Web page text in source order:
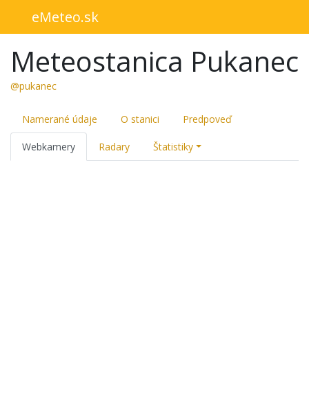
eMeteo.sk
Meteostanica Pukanec
@pukanec
Namerané údaje O stanici Predpoveď
Webkamery Radary Štatistiky